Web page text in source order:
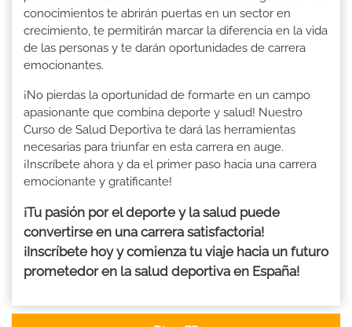
conocimientos te abrirán puertas en un sector en
crecimiento, te permitirán marcar la diferencia en la vida
de las personas y te darán oportunidades de carrera
emocionantes.
¡No pierdas la oportunidad de formarte en un campo
apasionante que combina deporte y salud! Nuestro
Curso de Salud Deportiva te dará las herramientas
necesarias para triunfar en esta carrera en auge.
¡Inscríbete ahora y da el primer paso hacia una carrera
emocionante y gratificante!
¡Tu pasión por el deporte y la salud puede
convertirse en una carrera satisfactoria!
¡Inscríbete hoy y comienza tu viaje hacia un futuro
prometedor en la salud deportiva en España!